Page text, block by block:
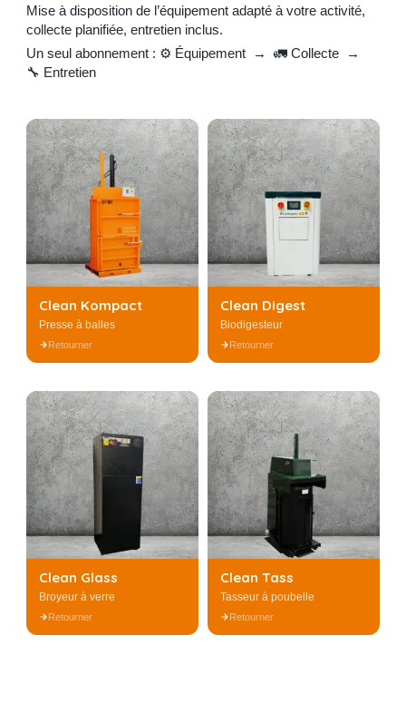
Mise à disposition de l’équipement adapté à votre activité,
collecte planifiée, entretien inclus.
Un seul abonnement : ⚙️ Équipement → 🚛 Collecte →
🔧 Entretien
Clean Kompact
Presse à balles
Retourner
Clean Kompact —
Presse à balles
DÉCHETS TRAITÉS
Carton, papier, plastique,
boîte de conserve, cagette
bois
RÉDUCTION DE VOLUME
Jusqu'à 80 %
FORMULE
Mise à disposition + Collecte
+ Entretien
Clean Digest
Biodigesteur
Retourner
Clean Digest —
Biodigesteur
DÉCHETS TRAITÉS
Biodéchets, déchets
alimentaires
RÉSULTAT
Réduction de 80 % du
volume déchets transformés
en poudre
FORMULE
Mise à disposition + Collecte
En savoir +
Clean Glass
Broyeur à verre
Retourner
Clean Glass — Broyeur
à verre
DÉCHETS TRAITÉS
Verre (bouteilles, bocaux,
flacons)
RÉDUCTION DE VOLUME
Jusqu'à 90 %
FORMULE
Mise à disposition + Collecte
+ Entretien
En savoir +
Clean Tass
Tasseur à poubelle
Retourner
Clean Tass — Tasseur à
poubelle
DÉCHETS TRAITÉS
Ordures ménagères, DIB
RÉSULTAT
Passer de 4 bacs poubelle à
1 seul bac
FORMULE
Mise à disposition +
Entretien
En savoir +